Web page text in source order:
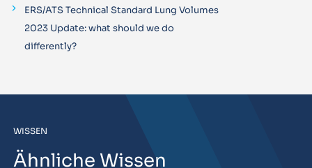
ERS/ATS Technical Standard Lung Volumes
2023 Update: what should we do
differently?
WISSEN
Ähnliche Wissen